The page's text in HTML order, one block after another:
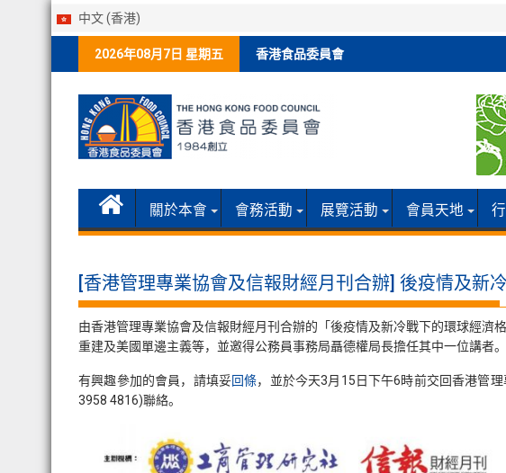
中文 (香港)
2026年08月7日 星期五 香港食品委員會
關於本會 會務活動 展覽活動 會員天地
[香港管理專業協會及信報財經月刊合辦] 後疫情及新
由香港管理專業協會及信報財經月刊合辦的「後疫情及新冷戰下的環球經
重建及美國單邊主義等，並邀得公務員事務局聶德權局長擔任其中一位講者。
有興趣參加的會員，請填妥回條，並於今天3月15日下午6時前交回香港管
3958 4816)聯絡。